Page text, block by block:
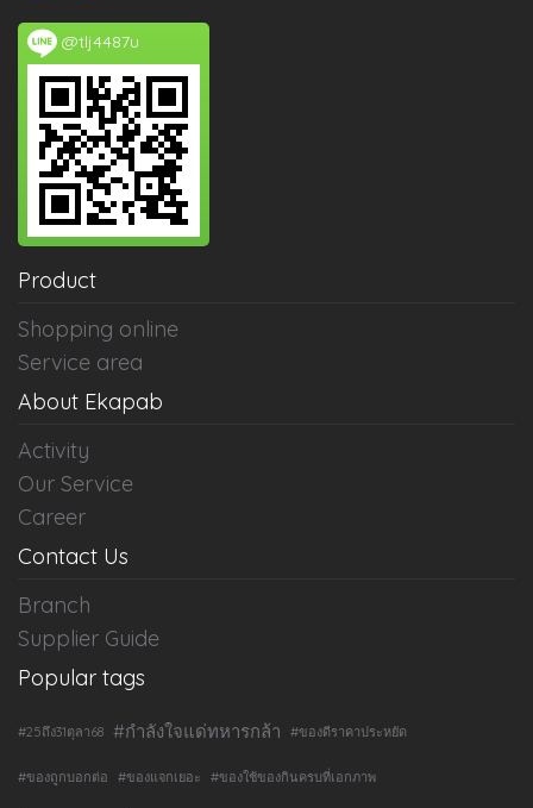
@tlj4487u
Product
Shopping online
Service area
About Ekapab
Activity
Our Service
Career
Contact Us
Branch
Supplier Guide
Popular tags
#25ถึง31ตุลา68 #กำลังใจแด่ทหารกล้า #ของดีราคาประหยัด
#ของถูกบอกต่อ #ของแจกเยอะ #ของใช้ของกินครบที่เอกภาพ